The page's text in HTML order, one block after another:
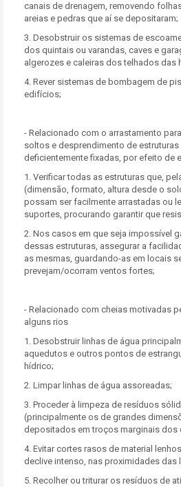
canais de drenagem, removendo
areias e pedras que aí se depositaram;
3. Desobstruir os sistemas de
dos quintais ou varandas, caves e
algerozes e caleiras dos telhados das
4. Rever sistemas de bombagem de
edifícios;
- Relacionado com o arrastamento
soltos e desprendimento de estruturas
deficientemente fixadas, por efeito de
1. Verificar todas as estruturas que,
(dimensão, formato, altura desde o
possam ser facilmente arrastadas ou
suportes, procurando garantir que
2. Nos casos em que seja impossível
dessas estruturas, assegurar a
as mesmas, guardando-as em locais
prevejam/ocorram ventos fortes;
- Relacionado com cheias motivadas
alguns rios
1. Desobstruir linhas de água
aquedutos e outros pontos de
hídrico;
2. Limpar linhas de água assoreadas;
3. Proceder à limpeza de resíduos
(principalmente os de grandes
depositados em troços marginais dos
4. Evitar cortes rasos de material
declive intenso, nas proximidades das
5. Recolher ou triturar os resíduos de